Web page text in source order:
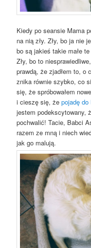
Kiedy po seansie Mama
na nią zły. Zły, bo ja nie
bo są jakieś takie małe
Zły, bo to
prawdą, że zjadłem to, o
znika równie szybko, co
się, że spróbowałem
i cieszę się, żepojadę
jestem podekscytowany,
pochwalić! Tacie, Babci
razem ze mną i niech
jak go malują.